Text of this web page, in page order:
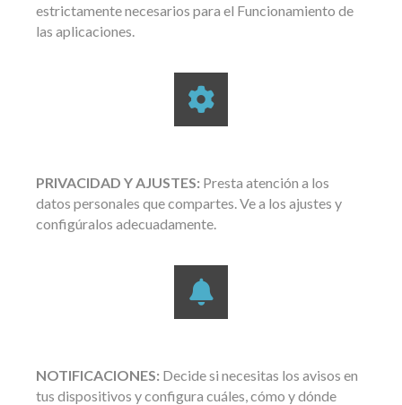
estrictamente necesarios para el Funcionamiento de
las aplicaciones.
PRIVACIDAD Y AJUSTES: Presta atención a los
datos personales que compartes. Ve a los ajustes y
configúralos adecuadamente.
NOTIFICACIONES: Decide si necesitas los avisos en
tus dispositivos y configura cuáles, cómo y dónde